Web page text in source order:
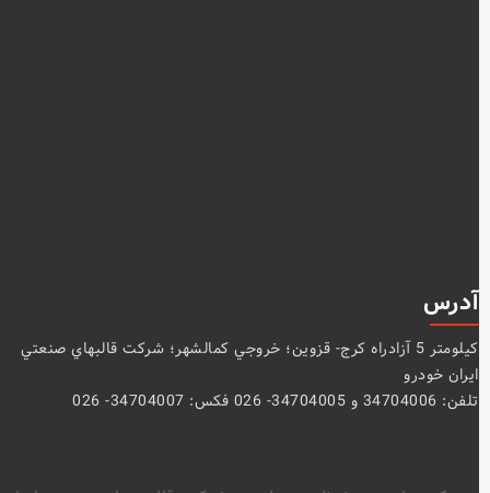
آدرس
كيلومتر 5 آزادراه كرج- قزوين؛ خروجي كمالشهر؛ شركت قالبهاي صنعتي
ايران خودرو
تلفن: 34704006 و 34704005- 026 فکس: 34704007- 026